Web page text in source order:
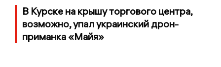
В Курске на крышу торгового центра,
возможно, упал украинский дрон-
приманка «Майя»